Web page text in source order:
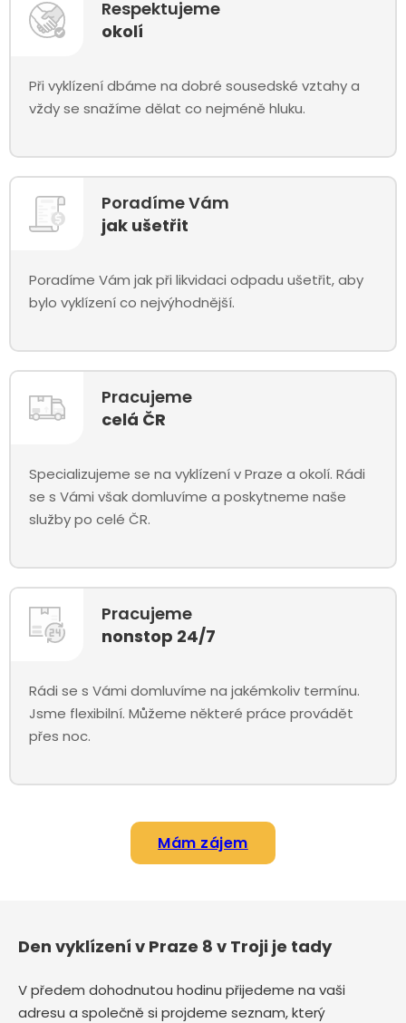
Respektujeme
okolí
Při vyklízení dbáme na dobré sousedské vztahy a
vždy se snažíme dělat co nejméně hluku.
Poradíme Vám
jak ušetřit
Poradíme Vám jak při likvidaci odpadu ušetřit, aby
bylo vyklízení co nejvýhodnější.
Pracujeme
celá ČR
Specializujeme se na vyklízení v Praze a okolí. Rádi
se s Vámi však domluvíme a poskytneme naše
služby po celé ČR.
Pracujeme
nonstop 24/7
Rádi se s Vámi domluvíme na jakémkoliv termínu.
Jsme flexibilní. Můžeme některé práce provádět
přes noc.
Mám zájem
Den vyklízení v Praze 8 v Troji je tady
V předem dohodnutou hodinu přijedeme na vaši
adresu a společně si projdeme seznam, který